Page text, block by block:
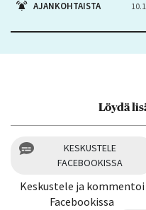
AJANKOHTAISTA
Löydä
KESKUSTELE
FACEBOOKISSA
Keskustele ja kommentoi
Facebookissa